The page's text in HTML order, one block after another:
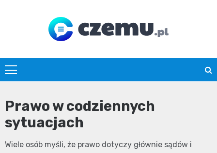
czemu.pl
Prawo w codziennych
sytuacjach
Wiele osób myśli, że prawo dotyczy głównie sądów i